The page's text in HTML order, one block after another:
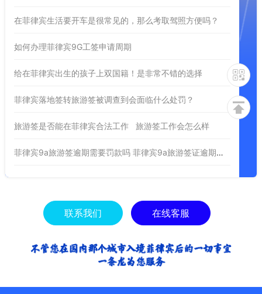
在菲律宾生活要开车是很常见的，那么考取驾照方便吗？
如何办理菲律宾9G工签申请周期
给在菲律宾出生的孩子上双国籍！是非常不错的选择
菲律宾落地签转旅游签被调查到会面临什么处罚？
旅游签是否能在菲律宾合法工作 旅游签工作会怎么样
菲律宾9a旅游签逾期需要罚款吗 菲律宾9a旅游签证逾期处理
联系我们 在线客服